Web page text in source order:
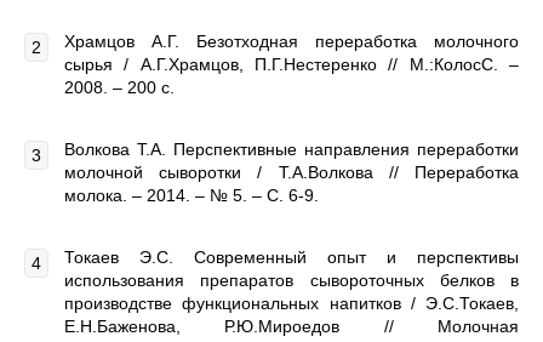
Храмцов А.Г. Безотходная переработка молочного
сырья / А.Г.Храмцов, П.Г.Нестеренко // М.:КолосС. –
2008. – 200 с.
Волкова Т.А. Перспективные направления переработки
молочной сыворотки / Т.А.Волкова // Переработка
молока. – 2014. – № 5. – С. 6-9.
Токаев Э.С. Современный опыт и перспективы
использования препаратов сывороточных белков в
производстве функциональных напитков / Э.С.Токаев,
Е.Н.Баженова, Р.Ю.Мироедов // Молочная